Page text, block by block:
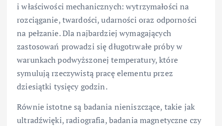
i właściwości mechanicznych: wytrzymałości na
rozciąganie, twardości, udarności oraz odporności
na pełzanie. Dla najbardziej wymagających
zastosowań prowadzi się długotrwałe próby w
warunkach podwyższonej temperatury, które
symulują rzeczywistą pracę elementu przez
dziesiątki tysięcy godzin.
Równie istotne są badania nieniszczące, takie jak
ultradźwięki, radiografia, badania magnetyczne czy